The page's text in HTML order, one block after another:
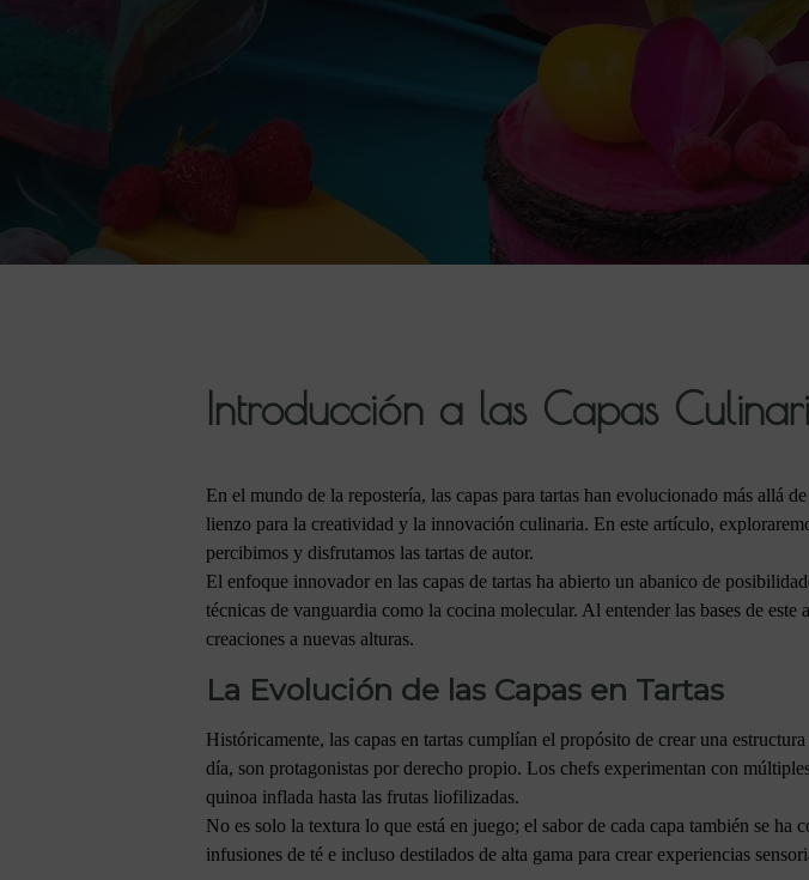
Introducción a las Capas
En el mundo de la repostería, las capas para tartas han evolucionado más allá
lienzo para la creatividad y la innovación culinaria. En este artículo,
percibimos y disfrutamos las tartas de autor.
El enfoque innovador en las capas de tartas ha abierto un abanico de
técnicas de vanguardia como la cocina molecular. Al entender las bases de
creaciones a nuevas alturas.
La Evolución de las Capas en Tartas
Históricamente, las capas en tartas cumplían el propósito de crear una
día, son protagonistas por derecho propio. Los chefs experimentan con
quinoa inflada hasta las frutas liofilizadas.
No es solo la textura lo que está en juego; el sabor de cada capa también se
infusiones de té e incluso destilados de alta gama para crear experiencias